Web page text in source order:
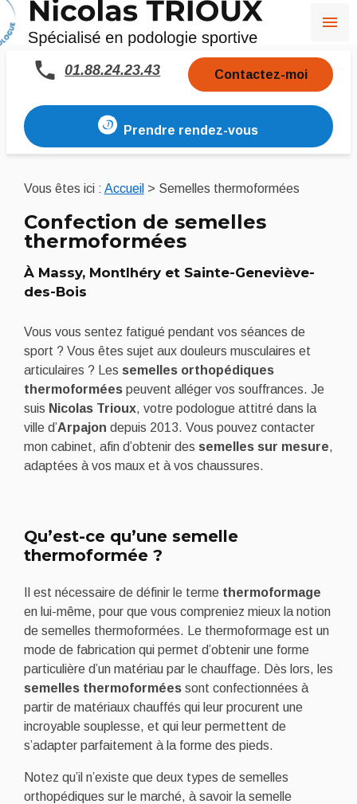
menu
01.88.24.23.43 Contactez-moi
Prendre rendez-vous
Vous êtes ici : Accueil > Semelles thermoformées
Confection de semelles
thermoformées
À Massy, Montlhéry et Sainte-Geneviève-
des-Bois
Vous vous sentez fatigué pendant vos séances de
sport ? Vous êtes sujet aux douleurs musculaires et
articulaires ? Les semelles orthopédiques
thermoforméespeuvent alléger vos souffrances. Je
suis Nicolas Trioux, votre podologue attitré dans la
ville d’Arpajon depuis 2013. Vous pouvez contacter
mon cabinet, afin d’obtenir des semelles sur mesure,
adaptées à vos maux et à vos chaussures.
Qu’est-ce qu’une semelle
thermoformée ?
Il est nécessaire de définir le terme thermoformage
en lui-même, pour que vous compreniez mieux la notion
de semelles thermoformées. Le thermoformage est un
mode de fabrication qui permet d’obtenir une forme
particulière d’un matériau par le chauffage. Dès lors, les
semelles thermoforméessont confectionnées à
partir de matériaux chauffés qui leur procurent une
incroyable souplesse, et qui leur permettent de
s’adapter parfaitement à la forme des pieds.
Notez qu’il n’existe que deux types de semelles
orthopédiques sur le marché, à savoir la semelle
Panneau de gestion des cookies